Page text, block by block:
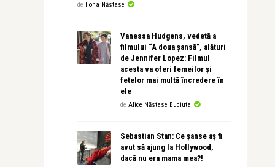
de Ilona Năstase
Vanessa Hudgens, vedetă a
filmului “A doua șansă”, alături
de Jennifer Lopez: Filmul
acesta va oferi femeilor și
fetelor mai multă încredere în
ele
de Alice Năstase Buciuta
Sebastian Stan: Ce șanse aș fi
avut să ajung la Hollywood,
dacă nu era mama mea?!